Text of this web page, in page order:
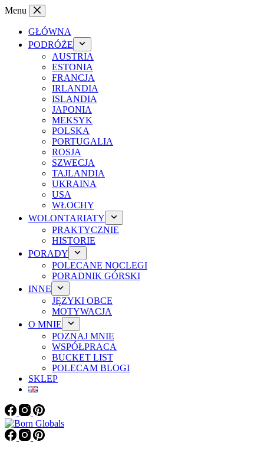
Przejdź
treści
Menu
GŁÓWNA
PODRÓŻE
AUSTRIA
ESTONIA
FRANCJA
IRLANDIA
ISLANDIA
JAPONIA
MEKSYK
POLSKA
PORTUGALIA
ROSJA
SZWECJA
TAJLANDIA
UKRAINA
USA
WŁOCHY
WOLONTARIATY
PRAKTYCZNIE
HISTORIE
PORADY
POLECANE NOCLEGI
PORADNIK GÓRSKI
INNE
JĘZYKI OBCE
MOTYWACJA
O MNIE
POZNAJ MNIE
WSPÓŁPRACA
BUCKET LIST
POLECAM BLOGI
SKLEP